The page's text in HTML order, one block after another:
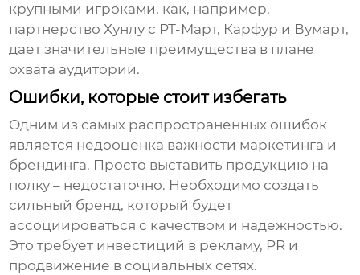
крупными игроками, как, например,
партнерство Хунлу с РТ-Март, Карфур и Вумарт,
дает значительные преимущества в плане
охвата аудитории.
Ошибки, которые стоит избегать
Одним из самых распространенных ошибок
является недооценка важности маркетинга и
брендинга. Просто выставить продукцию на
полку – недостаточно. Необходимо создать
сильный бренд, который будет
ассоциироваться с качеством и надежностью.
Это требует инвестиций в рекламу, PR и
продвижение в социальных сетях.